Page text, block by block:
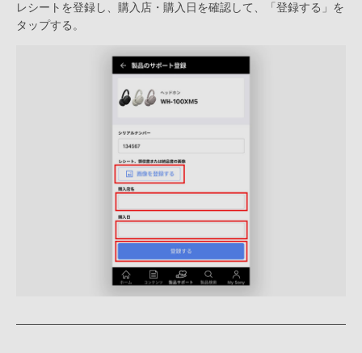
レシートを登録し、購入店・購入日を確認して、「登録する」を
タップする。